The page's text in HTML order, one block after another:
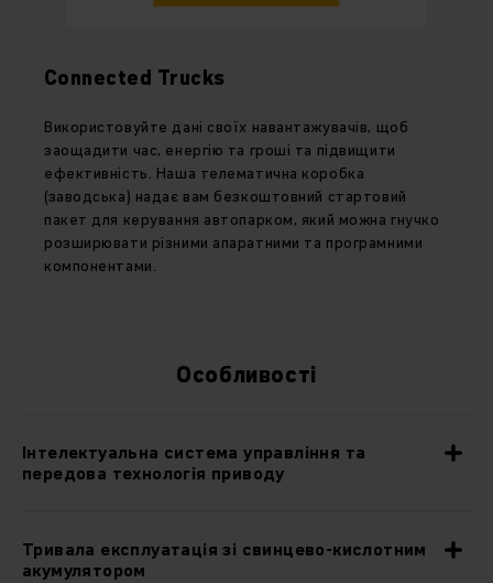
Connected Trucks
Використовуйте дані своїх навантажувачів, щоб
заощадити час, енергію та гроші та підвищити
ефективність. Наша телематична коробка
(заводська) надає вам безкоштовний стартовий
пакет для керування автопарком, який можна гнучко
розширювати різними апаратними та програмними
компонентами.
Особливості
Інтелектуальна система управління та
передова технологія приводу
Тривала експлуатація зі свинцево-кислотним
акумулятором